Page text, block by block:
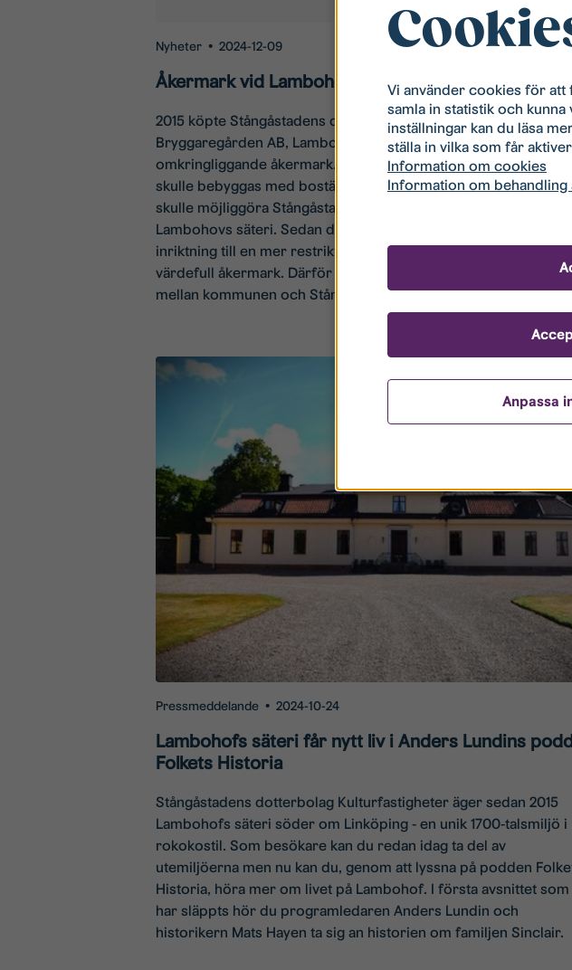
Nyheter • 2024-12-09
Åkermark vid Lambohov bevaras
2015 köpte Stångåstadens dotterbolag Kulturfastigheter, då
Bryggaregården AB, Lambohovs säteri med tillhörande park
omkringliggande åkermark. Planen var att delar av åkermarken
skulle bebyggas med bostäder. Intäkter från de nya bostäderna
skulle möjliggöra Stångåstadens nya uppdrag att rusta upp
Lambohovs säteri. Sedan dess har Linköpings kommun ändrat
inriktning till en mer restriktiv hållning avseende exploatering
värdefull åkermark. Därför föreslås nu att överenskommelsen
mellan kommunen och Stångåstaden förändras.
Pressmeddelande • 2024-10-24
Lambohofs säteri får nytt liv i Anders Lundins
Folkets Historia
Stångåstadens dotterbolag Kulturfastigheter äger sedan 2015
Lambohofs säteri söder om Linköping - en unik 1700-talsmiljö i
rokokostil. Som besökare kan du redan idag ta del av
utemiljöerna men nu kan du, genom att lyssna på podden
Historia, höra mer om livet på Lambohof. I första avsnittet som
har släppts hör du programledaren Anders Lundin och
historikern Mats Hayen ta sig an historien om familjen Sinclair.
Vi använder cookies för att
samla in statistik och
inställningar kan du läsa
ställa in vilka som får
Information om cookies
Information om
Anpassa